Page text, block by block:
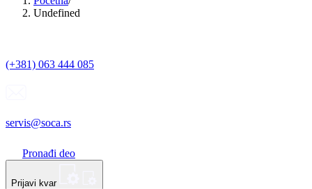
Undefined
(+381) 063 444 085
servis@soca.rs
Pronađi deo
Prijavi kvar